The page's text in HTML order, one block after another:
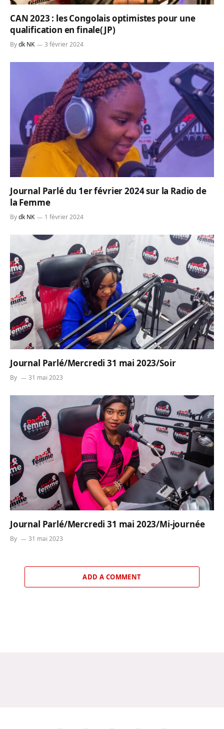
CAN 2023 : les Congolais optimistes pour une
qualification en finale(JP)
Bydk NK 3 février 2024
Journal Parlé du 1er février 2024 sur la Radio de
la Femme
Bydk NK 1 février 2024
Journal Parlé/Mercredi 31 mai 2023/Soir
By 31 mai 2023
Journal Parlé/Mercredi 31 mai 2023/Mi-journée
By 31 mai 2023
ADD A COMMENT